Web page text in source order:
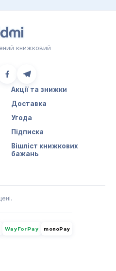
книжковий
Акції та знижки
Доставка
Угода
Підписка
Вішліст книжкових
бажань
WayForPay monoPay